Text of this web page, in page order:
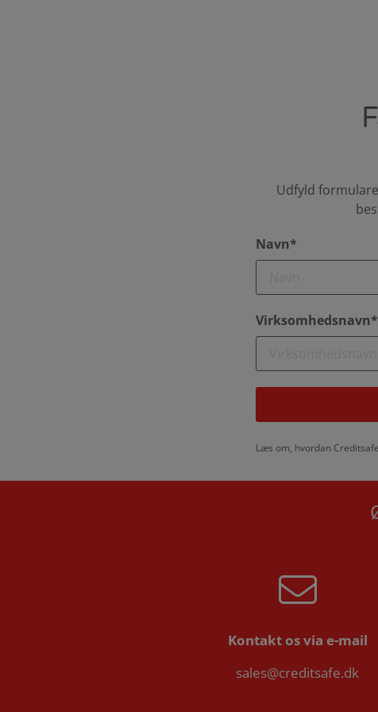
Udfyld
Navn*
Virksomhedsnavn*
Læs om, hvordan
Kontakt os via e-mail
sales@creditsafe.dk